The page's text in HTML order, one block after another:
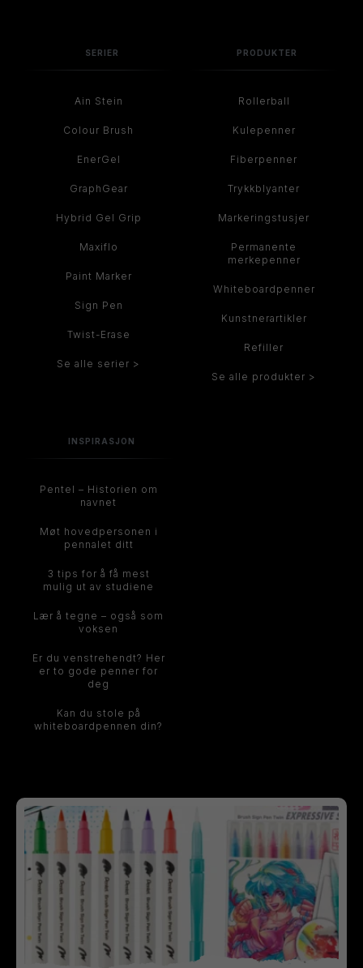
SERIER
Ain Stein
Colour Brush
EnerGel
GraphGear
Hybrid Gel Grip
Maxiflo
Paint Marker
Sign Pen
Twist-Erase
Se alle serier >
PRODUKTER
Rollerball
Kulepenner
Fiberpenner
Trykkblyanter
Markeringstusjer
Permanente
merkepenner
Whiteboardpenner
Kunstnerartikler
Refiller
Se alle produkter >
INSPIRASJON
Pentel – Historien om
navnet
Møt hovedpersonen i
pennalet ditt
3 tips for å få mest
mulig ut av studiene
Lær å tegne – også som
voksen
Er du venstrehendt? Her
er to gode penner for
deg
Kan du stole på
whiteboardpennen din?